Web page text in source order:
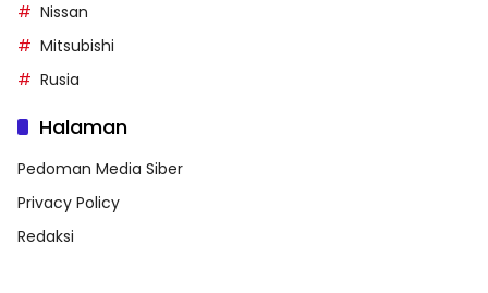
Nissan
Mitsubishi
Rusia
Halaman
Pedoman Media Siber
Privacy Policy
Redaksi